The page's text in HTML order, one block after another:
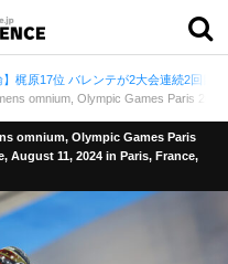
】梶原17位 バレンテが2大会連続2回目
omnium, Olympic Games Paris
omnium, Olympic Games Paris
August 11, 2024 in Paris, France,